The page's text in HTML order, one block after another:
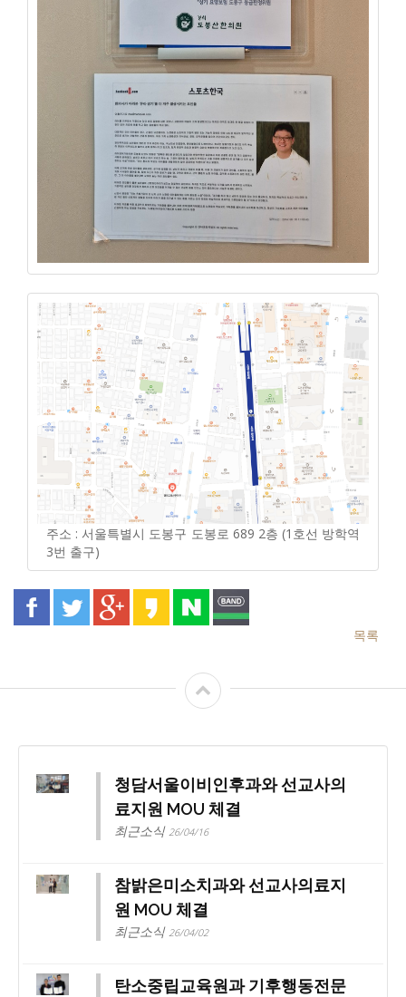
주소 : 서울특별시 도봉구 도봉로 689 2층 (1호선 방학역
3번 출구)
목록
청담서울이비인후과와 선교사의
료지원 MOU 체결
최근소식 26/04/16
참밝은미소치과와 선교사의료지
원 MOU 체결
최근소식 26/04/02
탄소중립교육원과 기후행동전문